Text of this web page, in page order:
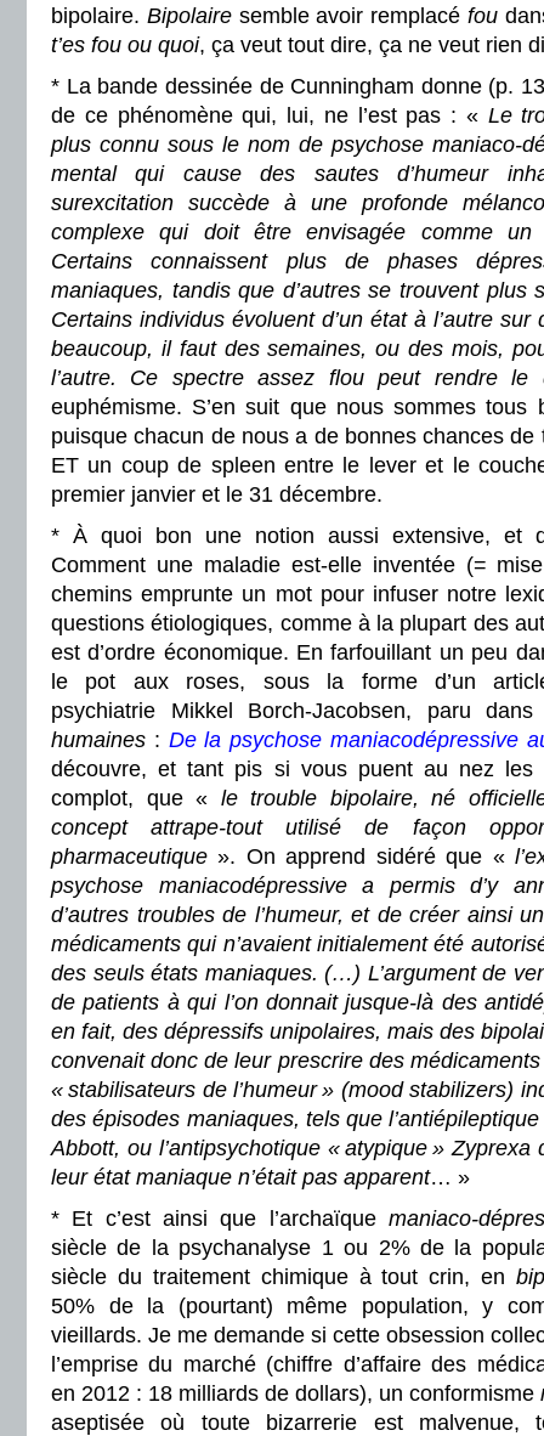
bipolaire. Bipolairesemble avoir remplacé fou
t’es fou ou quoi, ça veut tout dire, ça ne veut rien
* La bande dessinée de Cunningham donne (p.
de ce phénomène qui, lui, ne l’est pas : « Le
plus connu sous le nom de psychose maniaco-
mental qui cause des sautes d’humeur
surexcitation succède à une profonde
complexe qui doit être envisagée comme un
Certains connaissent plus de phases
maniaques, tandis que d’autres se trouvent plus
Certains individus évoluent d’un état à l’autre
beaucoup, il faut des semaines, ou des mois,
l’autre. Ce spectre assez flou peut rendre le
euphémisme. S’en suit que nous sommes tous
puisque chacun de nous a de bonnes chances
ET un coup de spleen entre le lever et le
premier janvier et le 31 décembre.
* À quoi bon une notion aussi extensive, et
Comment une maladie est-elle inventée (=
chemins emprunte un mot pour infuser notre
questions étiologiques, comme à la plupart des
est d’ordre économique. En farfouillant un peu
le pot aux roses, sous la forme d’un
psychiatrie Mikkel Borch-Jacobsen, paru
humaines : De la psychose maniacodépressive
découvre, et tant pis si vous puent au nez les
complot, que « le trouble bipolaire, né
concept attrape-tout utilisé de façon
pharmaceutique ». On apprend sidéré que «
psychose maniacodépressive a permis d’y
d’autres troubles de l’humeur, et de créer ainsi
médicaments qui n’avaient initialement été
des seuls états maniaques. (…) L’argument de
de patients à qui l’on donnait jusque-là des
en fait, des dépressifs unipolaires, mais des
convenait donc de leur prescrire des
« stabilisateurs de l’humeur » (mood stabilizers)
des épisodes maniaques, tels que
Abbott, ou l’antipsychotique « atypique »
leur état maniaque n’était pas apparent… »
* Et c’est ainsi que l’archaïque maniaco-
siècle de la psychanalyse 1 ou 2% de la
siècle du traitement chimique à tout crin, en
50% de la (pourtant) même population, y
vieillards. Je me demande si cette obsession
l’emprise du marché (chiffre d’affaire des
en 2012 : 18 milliards de dollars), un conformisme
aseptisée où toute bizarrerie est